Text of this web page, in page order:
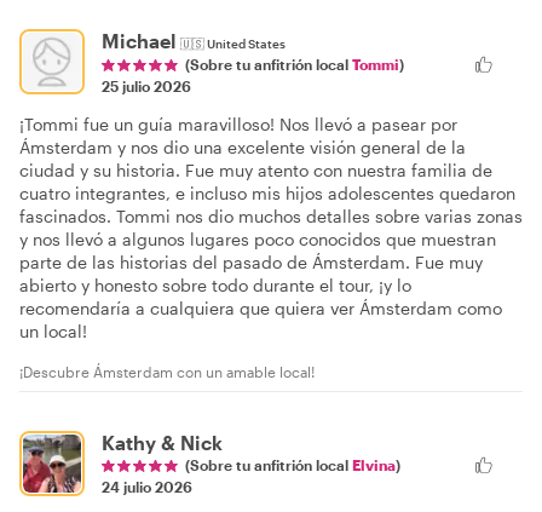
Michael 🇺🇸United States
(Sobre tu anfitrión local Tommi)
25 julio 2026
¡Tommi fue un guía maravilloso! Nos llevó a pasear por
Ámsterdam y nos dio una excelente visión general de la
ciudad y su historia. Fue muy atento con nuestra familia de
cuatro integrantes, e incluso mis hijos adolescentes quedaron
fascinados. Tommi nos dio muchos detalles sobre varias zonas
y nos llevó a algunos lugares poco conocidos que muestran
parte de las historias del pasado de Ámsterdam. Fue muy
abierto y honesto sobre todo durante el tour, ¡y lo
recomendaría a cualquiera que quiera ver Ámsterdam como
un local!
¡Descubre Ámsterdam con un amable local!
Kathy & Nick
(Sobre tu anfitrión local Elvina)
24 julio 2026